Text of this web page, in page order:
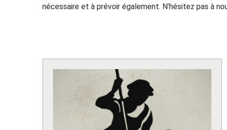
nécessaire et à prévoir également. N’hésitez pas à